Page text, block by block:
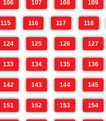
106 107 108 109
115 116 117 118
124 125 126 127
133 134 135 136
142 143 144 145
151 152 153 154